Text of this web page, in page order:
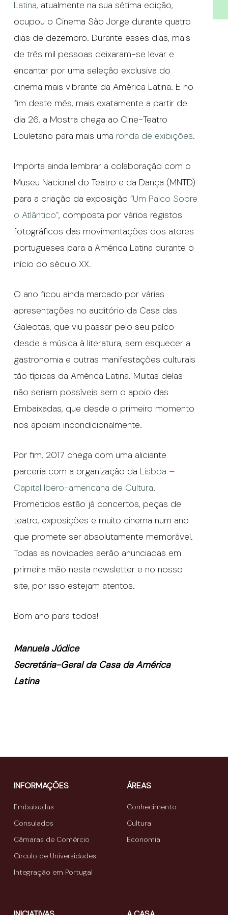
Latina, atualmente na sua sétima edição,
ocupou o Cinema São Jorge durante quatro
dias de dezembro. Durante esses dias, mais
de três mil pessoas deixaram-se levar e
encantar por uma seleção exclusiva do
cinema mais vibrante da América Latina. E no
fim deste mês, mais exatamente a partir de
dia 26, a Mostra chega ao Cine-Teatro
Louletano para mais uma ronda de exibições.
Importa ainda lembrar a colaboração com o
Museu Nacional do Teatro e da Dança (MNTD)
para a criação da exposição “Um Palco Sobre
o Atlântico”, composta por vários registos
fotográficos das movimentações dos atores
portugueses para a América Latina durante o
início do século XX.
O ano ficou ainda marcado por várias
apresentações no auditório da Casa das
Galeotas, que viu passar pelo seu palco
desde a música à literatura, sem esquecer a
gastronomia e outras manifestações culturais
tão típicas da América Latina. Muitas delas
não seriam possíveis sem o apoio das
Embaixadas, que desde o primeiro momento
nos apoiam incondicionalmente.
Por fim, 2017 chega com uma aliciante
parceria com a organização da Lisboa –
Capital Ibero-americana de Cultura.
Prometidos estão já concertos, peças de
teatro, exposições e muito cinema num ano
que promete ser absolutamente memorável.
Todas as novidades serão anunciadas em
primeira mão nesta newsletter e no nosso
site, por isso estejam atentos.
Bom ano para todos!
Manuela Júdice
Secretária-Geral da Casa da América
Latina
INFORMAÇÕES
Embaixadas
Consulados
Câmaras de Comércio
Círculo de Universidades
Integração em Portugal
ÁREAS
Conhecimento
Cultura
Economia